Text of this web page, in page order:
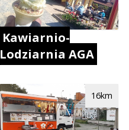
Kawiarnio-
Lodziarnia AGA
16km